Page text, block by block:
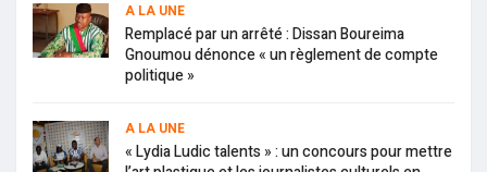
A LA UNE
Remplacé par un arrêté : Dissan Boureima
Gnoumou dénonce « un règlement de compte
politique »
A LA UNE
« Lydia Ludic talents » : un concours pour mettre